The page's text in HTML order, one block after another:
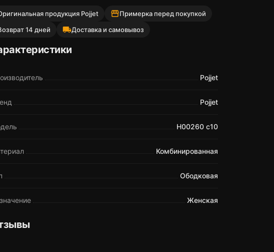
продукция Pojjet storefrontПримерка перед покупкой
14 дней local_shippingДоставка и самовывоз
Pojjet
Pojjet
H00260 c10
Комбинированная
Ободковая
Женская